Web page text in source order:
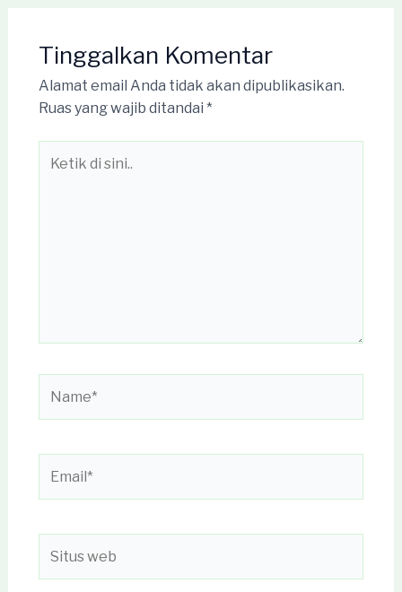
Tinggalkan Komentar
Alamat email Anda tidak akan dipublikasikan.
Ruas yang wajib ditandai *
web